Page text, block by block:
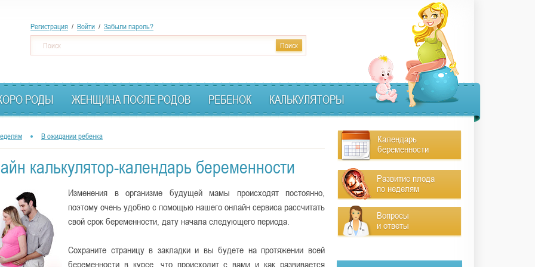
к
Регистрация / Войти / Забыли пароль?
о
р
м
а
о
и
к
а
Поиск
РОДЫ ЖЕНЩИНА ПОСЛЕ РОДОВ РЕБЕНОК КАЛЬКУЛЯТОРЫ
В ожидании ребенка
калькулятор-календарь беременности
Изменения в организме будущей мамы происходят постоянно,
поэтому очень удобно с помощью нашего онлайн сервиса рассчитать
свой срок беременности, дату начала следующего периода.
Сохраните страницу в закладки и вы будете на протяжении всей
беременности в курсе, что происходит с вами и как развивается
Календарь
беременности
Развитие плода
по неделям
Вопросы
и ответы